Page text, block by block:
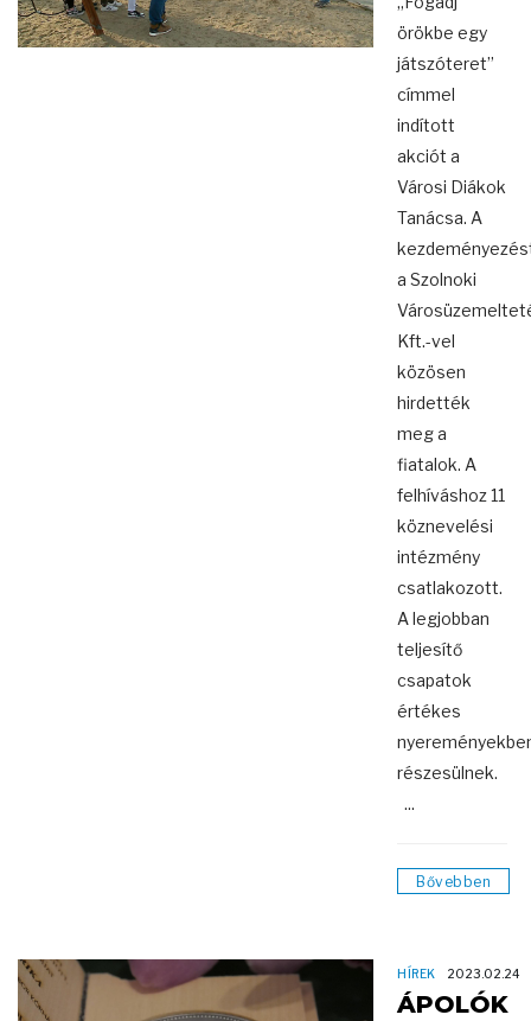
örökbe egy
játszóteret”
címmel
indított
akciót a
Városi Diákok
Tanácsa. A
a Szolnoki
Kft.-vel
közösen
hirdették
meg a
fiatalok. A
felhíváshoz 11
köznevelési
intézmény
csatlakozott.
A legjobban
teljesítő
csapatok
értékes
részesülnek.
...
Bővebben
HÍREK 2023.02.24
ÁPOLÓK